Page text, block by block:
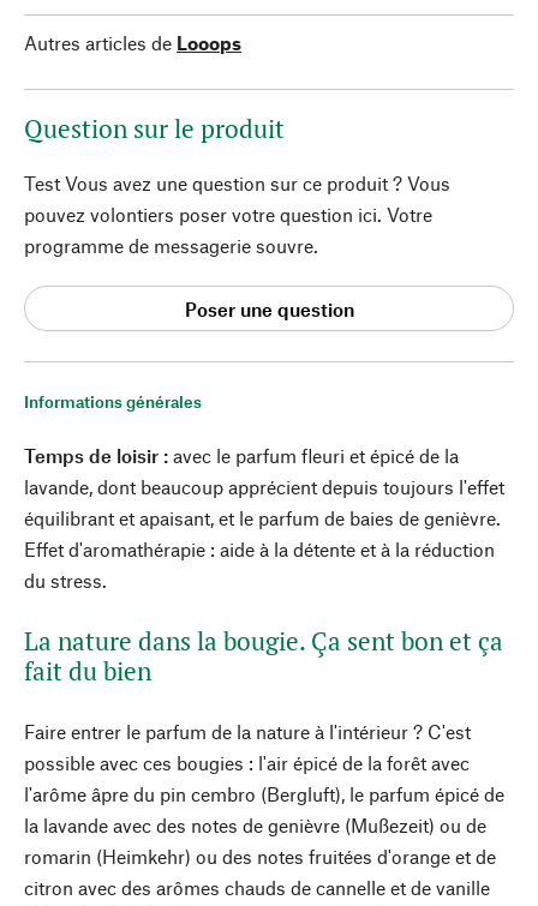
Informations générales
Temps de loisir : avec le parfum fleuri et épicé de la
lavande, dont beaucoup apprécient depuis toujours l'effet
équilibrant et apaisant, et le parfum de baies de genièvre.
Effet d'aromathérapie : aide à la détente et à la réduction
du stress.
La nature dans la bougie. Ça sent bon et ça
fait du bien
Faire entrer le parfum de la nature à l'intérieur ? C'est
possible avec ces bougies : l'air épicé de la forêt avec
l'arôme âpre du pin cembro (Bergluft), le parfum épicé de
la lavande avec des notes de genièvre (Mußezeit) ou de
romarin (Heimkehr) ou des notes fruitées d'orange et de
citron avec des arômes chauds de cannelle et de vanille
Autres articles de Looops
Question sur le produit
Test Vous avez une question sur ce produit ? Vous
pouvez volontiers poser votre question ici. Votre
programme de messagerie souvre.
Poser une question